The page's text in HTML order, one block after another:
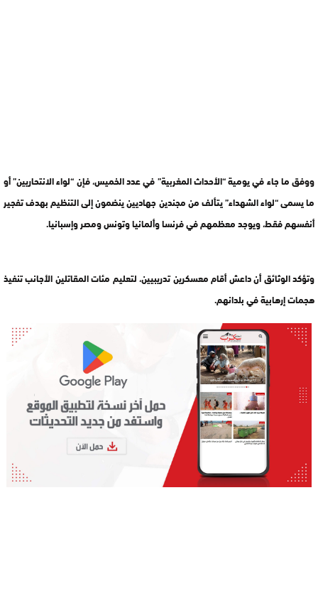
ووفق ما جاء في يومية “الأحداث المغربية” في عدد الخميس، فإن “لواء الانتحاريين” أو
ما يسمى “لواء الشهداء” يتألف من مجندين جهاديين ينضمون إلى التنظيم بهدف تفجير
أنفسهم فقط، ويوجد معظمهم في فرنسا وألمانيا وتونس ومصر وإسبانيا.
وتؤكد الوثائق أن داعش أقام معسكرين تدريبيين، لتعليم مئات المقاتلين الأجانب تنفيذ
هجمات إرهابية في بلدانهم.